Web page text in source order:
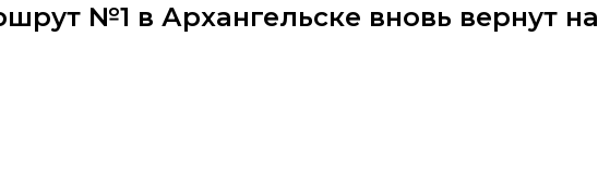
№1 в Архангельске вновь вернут на